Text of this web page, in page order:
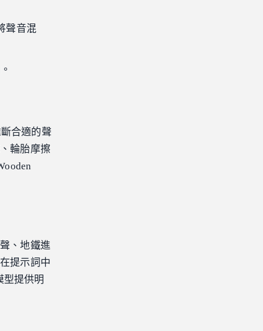
聲音混
合適的聲
輪胎摩擦
、地鐵進
提示詞中
型提供明